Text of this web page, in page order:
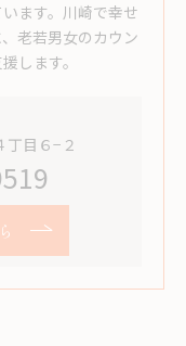
ます。川崎で幸せ
老若男女のカウン
します。
丁目６−２